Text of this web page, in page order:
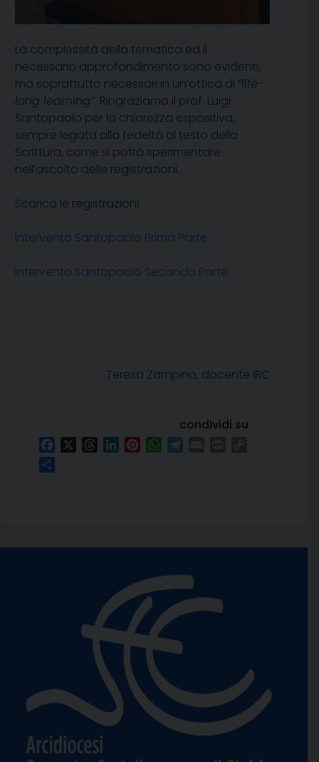
La complessità della tematica ed il
necessario approfondimento sono evidenti,
ma soprattutto necessari in un’ottica di “life-
long learning”. Ringraziamo il prof. Luigi
Santopaolo per la chiarezza espositiva,
sempre legata alla fedeltà al testo della
Scrittura, come si potrà sperimentare
nell’ascolto delle registrazioni.
Scarica le registrazioni:
Intervento Santopaolo Prima Parte
Intervento Santopaolo Seconda Parte
Teresa Zampino, docente IRC
condividi su
FacebookThreadsLinkedInPinterestWhatsApp